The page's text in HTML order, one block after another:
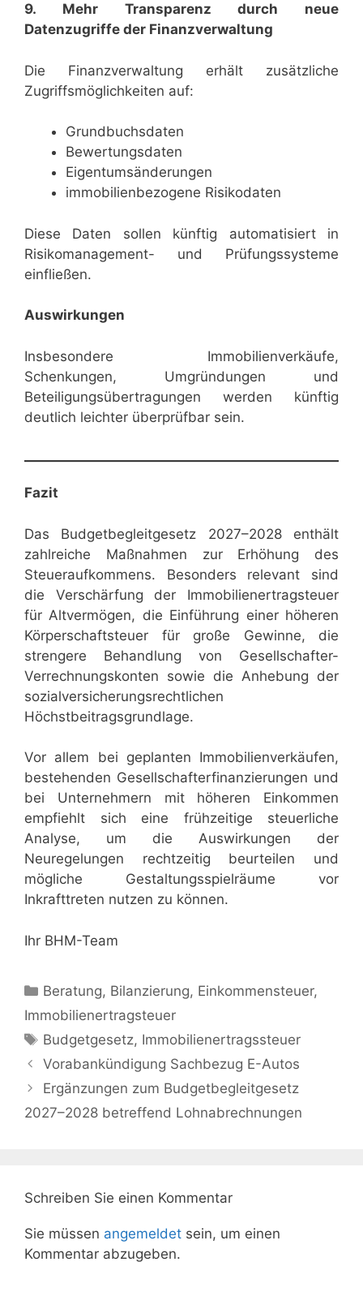
9. Mehr Transparenz durch neue
Datenzugriffe der Finanzverwaltung
Die Finanzverwaltung erhält zusätzliche
Zugriffsmöglichkeiten auf:
Grundbuchsdaten
Bewertungsdaten
Eigentumsänderungen
immobilienbezogene Risikodaten
Diese Daten sollen künftig automatisiert in
Risikomanagement- und Prüfungssysteme
einfließen.
Auswirkungen
Insbesondere Immobilienverkäufe,
Schenkungen, Umgründungen und
Beteiligungsübertragungen werden künftig
deutlich leichter überprüfbar sein.
Fazit
Das Budgetbegleitgesetz 2027–2028 enthält
zahlreiche Maßnahmen zur Erhöhung des
Steueraufkommens. Besonders relevant sind
die Verschärfung der Immobilienertragsteuer
für Altvermögen, die Einführung einer höheren
Körperschaftsteuer für große Gewinne, die
strengere Behandlung von Gesellschafter-
Verrechnungskonten sowie die Anhebung der
sozialversicherungsrechtlichen
Höchstbeitragsgrundlage.
Vor allem bei geplanten Immobilienverkäufen,
bestehenden Gesellschafterfinanzierungen und
bei Unternehmern mit höheren Einkommen
empfiehlt sich eine frühzeitige steuerliche
Analyse, um die Auswirkungen der
Neuregelungen rechtzeitig beurteilen und
mögliche Gestaltungsspielräume vor
Inkrafttreten nutzen zu können.
Ihr BHM-Team
Kategorien
Beratung, Bilanzierung, Einkommensteuer,
Immobilienertragsteuer
Schlagwörter
Budgetgesetz, Immobilienertragssteuer
Vorabankündigung Sachbezug E-Autos
Ergänzungen zum Budgetbegleitgesetz
2027–2028 betreffend Lohnabrechnungen
Schreiben Sie einen Kommentar
Sie müssen angemeldet sein, um einen
Kommentar abzugeben.